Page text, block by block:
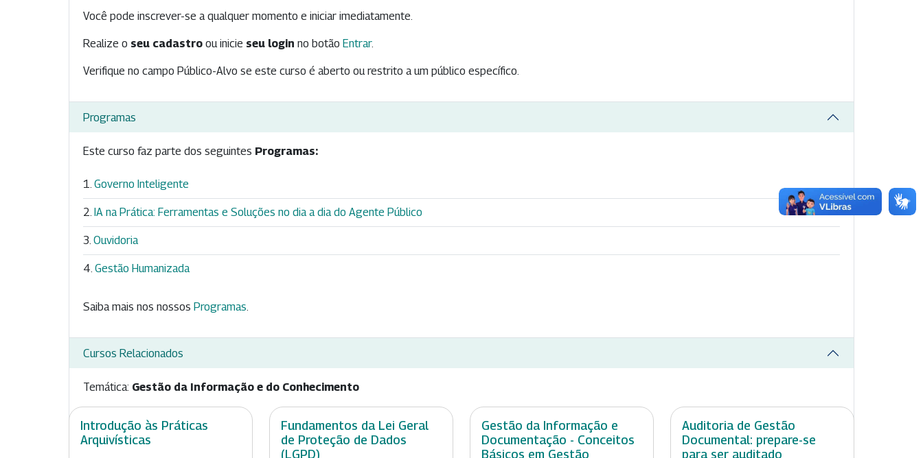
Você pode inscrever-se a qualquer momento e iniciar imediatamente.
Realize o seu cadastro ou inicie seu login no botão Entrar.
Verifique no campo Público-Alvo se este curso é aberto ou restrito a um público específico.
Programas
Este curso faz parte dos seguintes Programas:
Governo Inteligente
IA na Prática: Ferramentas e Soluções no dia a dia do Agente Público
Ouvidoria
Gestão Humanizada
Saiba mais nos nossos Programas.
Cursos Relacionados
Temática: Gestão da Informação e do Conhecimento
Introdução às Práticas
Arquivísticas
Fundamentos da Lei Geral
de Proteção de Dados
(LGPD)
Gestão da Informação e
Documentação - Conceitos
Básicos em Gestão
Auditoria de Gestão
Documental: prepare-se
para ser auditado